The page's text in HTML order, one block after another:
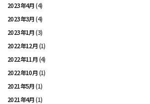
2023年4月(4)
2023年3月(4)
2023年1月(3)
2022年12月(1)
2022年11月(4)
2022年10月(1)
2021年5月(1)
2021年4月(1)